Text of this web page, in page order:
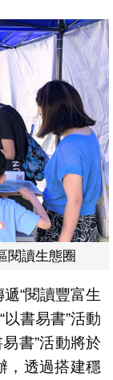
閱讀生態圈
“閱讀豐富生
書易書”活動
書”活動將於
，透過搭建穩